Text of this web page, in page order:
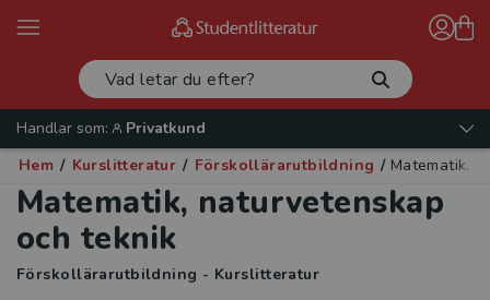
Handlar som:
Privatkund
Hem / Kurslitteratur / Förskollärarutbildning / Matematik,
Matematik, naturvetenskap
och teknik
Förskollärarutbildning - Kurslitteratur